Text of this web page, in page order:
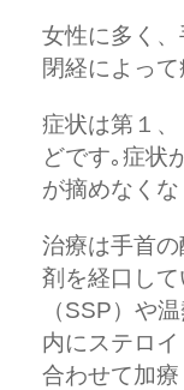
女性に多く
閉経によっ
症状は第１
どです｡症状
が摘めなく
治療は手首
剤を経口し
（SSP）や
内にステロ
合わせて加